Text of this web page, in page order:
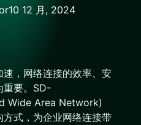
10 12 月, 2024
，网络连接的效率、安
重要。SD-
Wide Area Network)
式，为企业网络连接带